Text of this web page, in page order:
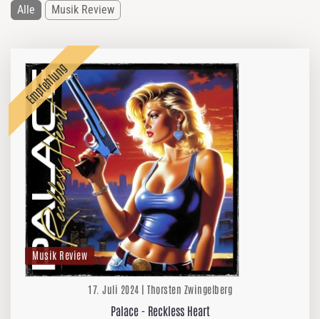
Alle Musik Review
Musik Review
17. Juli 2024 | Thorsten Zwingelberg
Palace - Reckless Heart